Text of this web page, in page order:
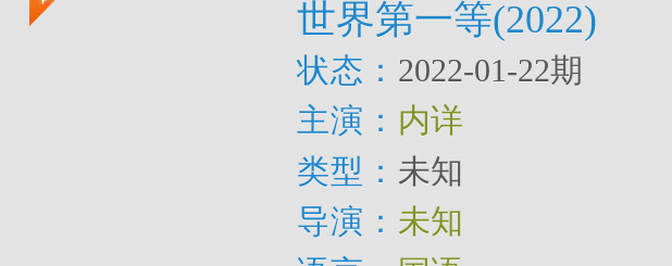
世界第一等(2022)
状态： 2022-01-22期
主演： 内详
类型： 未知
导演： 未知